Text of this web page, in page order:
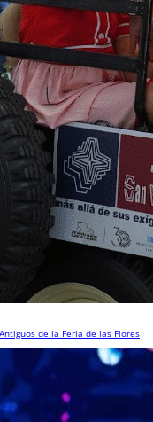
de la Feria de las Flores